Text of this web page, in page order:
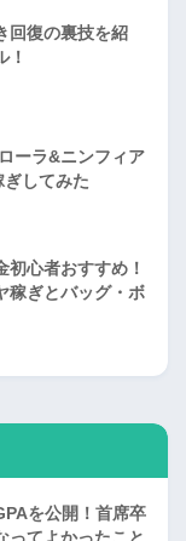
回復の裏技を紹
！
ーラ&ニンフィア
してみた
初心者おすすめ！
稼ぎとバッグ・ボ
を公開！首席卒